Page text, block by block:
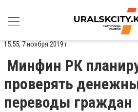
15:55, 7 ноября 2019 г.
Минфин РК
проверять
переводы граждан